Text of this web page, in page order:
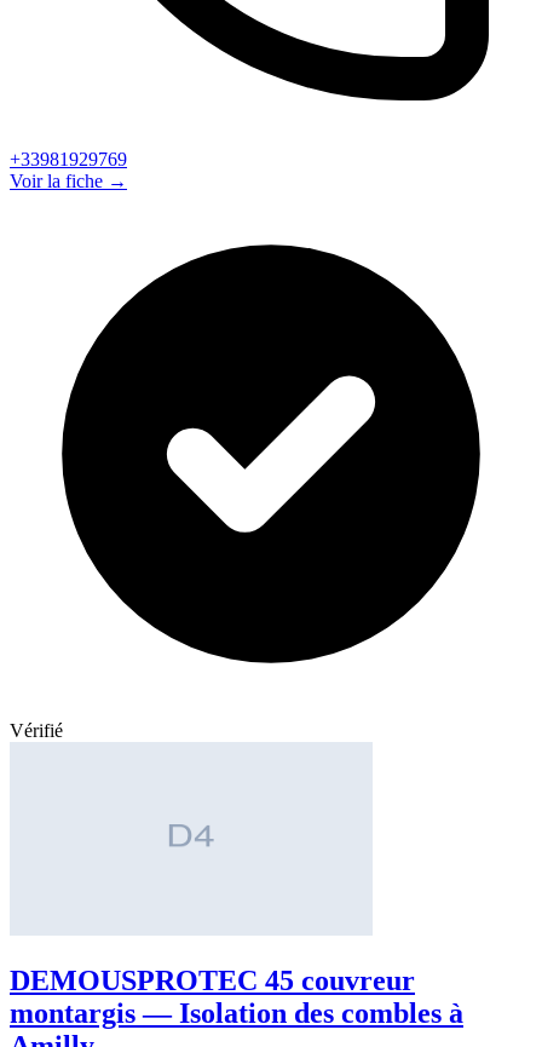
+33981929769
Voir la fiche →
Vérifié
DEMOUSPROTEC 45 couvreur
montargis — Isolation des combles à